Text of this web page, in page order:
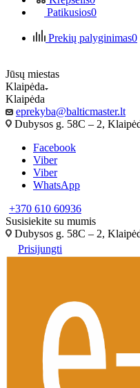
Patikusios0
Prekių palyginimas0
Jūsų miestas
Klaipėda
Klaipėda
eprekyba@balticmaster.lt
Dubysos g. 58C – 2,
Facebook
Viber
Viber
WhatsApp
+370 610 60936
Susisiekite su mumis
Dubysos g. 58C – 2,
Prisijungti